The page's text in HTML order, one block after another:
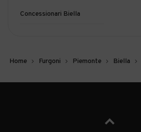
Concessionari Biella
Home Furgoni Piemonte Biella